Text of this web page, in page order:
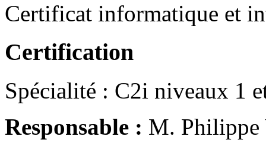
Certificat informatique et
Certification
Spécialité : C2i niveaux 1
Responsable : M.